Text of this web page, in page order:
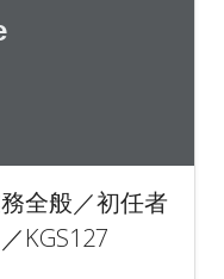
全般／初任者
KGS127